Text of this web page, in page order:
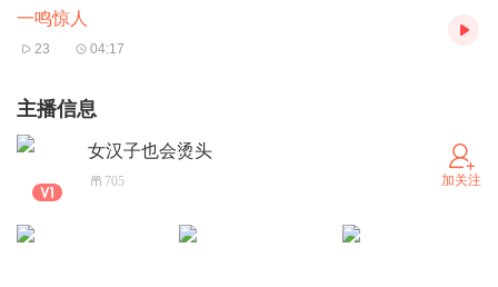
一鸣惊人
23 04:17
主播信息
女汉子也会烫头
705 加关注